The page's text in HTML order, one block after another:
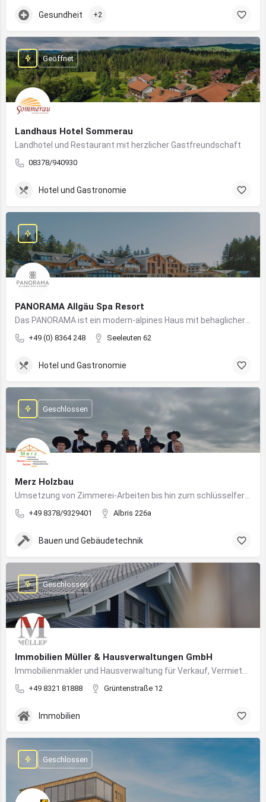
Gesundheit +2
Landhaus Hotel Sommerau
Landhotel und Restaurant mit herzlicher Gastfreundschaft
08378/940930
Geöffnet
Hotel und Gastronomie
PANORAMA Allgäu Spa Resort
+49 (0) 8364 248 Seeleuten 62
Hotel und Gastronomie
Merz Holzbau
+49 8378/9329401 Albris 226a
Geschlossen
Bauen und Gebäudetechnik
Immobilien Müller & Hausverwaltungen GmbH
+49 8321 81888 Grüntenstraße 12
Geschlossen
Immobilien
Geschlossen